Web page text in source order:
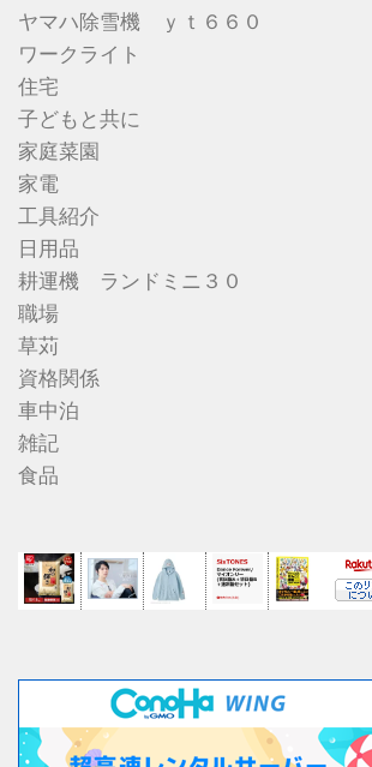
ヤマハ除雪機 ｙｔ６６０
ワークライト
住宅
子どもと共に
家庭菜園
家電
工具紹介
日用品
耕運機 ランドミニ３０
職場
草苅
資格関係
車中泊
雑記
食品